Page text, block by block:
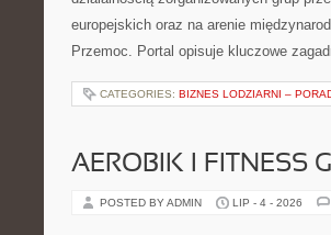
europejskich oraz na arenie
Przemoc. Portal opisuje kluczowe
CATEGORIES: BIZNES LODZIARNI –
AEROBIK I FITNESS
POSTED BY ADMIN LIP - 4 - 2026